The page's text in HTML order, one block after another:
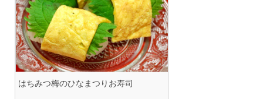
はちみつ梅のひなまつりお寿司